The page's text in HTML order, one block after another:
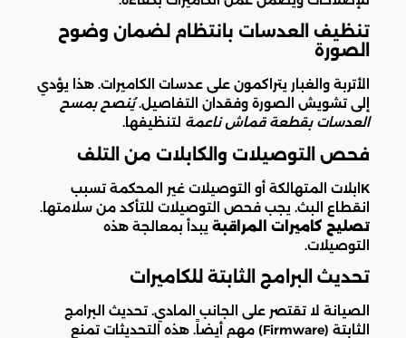
تنظيف العدسات بانتظام لضمان وضوح
الصورة
الأتربة والغبار يتراكمون على عدسات الكاميرات. هذا يؤدي
إلى تشويش الصورة وفقدان التفاصيل.يُنصح بمسح
العدسات بقطعة قماش ناعمة لتنظيفها.
فحص التوصيلات والكابلات من التلف
Kابلات المتهالكة أو التوصيلات غير المحكمة تسبب
انقطاع البث. يجب فحص التوصيلات للتأكد من سلامتها.
تصليح كاميرات المراقبة يبدأ بمعالجة هذه
التوصيلات.
تحديث البرامج الثابتة للكاميرات
الصيانة لا تقتصر على الجانب المادي. تحديث البرامج
الثابتة (Firmware) مهم أيضاً. هذه التحديثات تمنع